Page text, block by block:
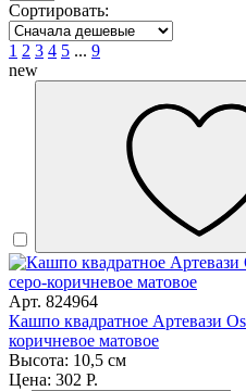
Сортировать:
1 2 3 4 5 ... 9
new
Арт. 824964
Кашпо квадратное Артевази
коричневое матовое
Высота: 10,5 см
Цена: 302 Р.